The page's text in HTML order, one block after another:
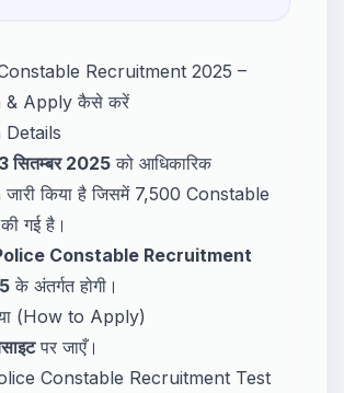
Recruitment 2025 –
& Apply कैसे करें
सितम्बर 2025 को आधिकारिक
किया है जिसमें 7,500 Constable
गई है।
Constable Recruitment
के अंतर्गत होगी।
(How to Apply)
पर जाएँ।
Constable Recruitment Test